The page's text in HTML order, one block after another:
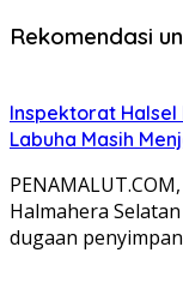
Rekomendasi
Inspektorat Halsel
Labuha Masih
Halmahera
dugaan